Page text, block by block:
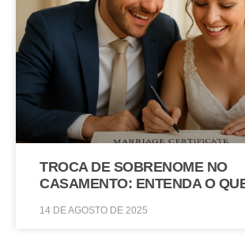
TROCA DE SOBRENOME NO
CASAMENTO: ENTENDA O
14 DE AGOSTO DE 2025